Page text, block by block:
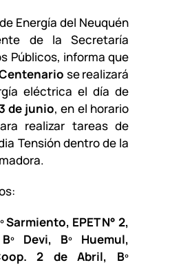
Energía del Neuquén
de la Secretaría
Públicos, informa que
se realizará
eléctrica el día de
de junio, en el horario
realizar tareas de
Tensión dentro de la
Sarmiento, EPET N° 2,
Devi, Bº Huemul,
2 de Abril, Bº